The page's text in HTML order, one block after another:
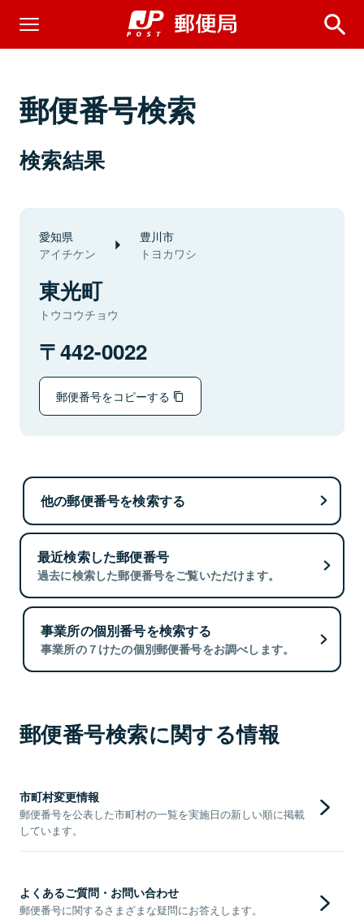
郵便番号検索
検索結果
愛知県
アイチケン
豊川市
トヨカワシ
東光町
トウコウチョウ
442-0022
郵便番号をコピーする
他の郵便番号を検索する
最近検索した郵便番号
過去に検索した郵便番号をご覧いただけます。
事業所の個別番号を検索する
事業所の７けたの個別郵便番号をお調べします。
郵便番号検索に関する情報
市町村変更情報
郵便番号を公表した市町村の一覧を実施日の新しい順に掲載
しています。
よくあるご質問・お問い合わせ
郵便番号に関するさまざまな疑問にお答えします。